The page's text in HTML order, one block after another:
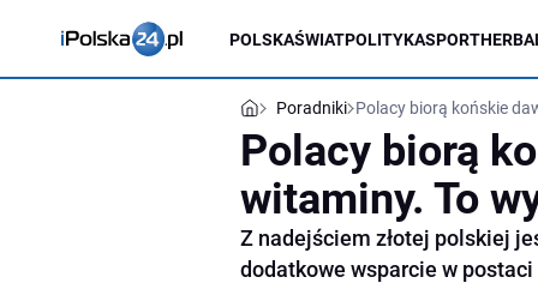
POLSKAŚWIATPOLITYKASPORT
Poradniki Polacy biorą końskie
Polacy biorą
witaminy. To
Z nadejściem złotej polskiej
dodatkowe wsparcie w